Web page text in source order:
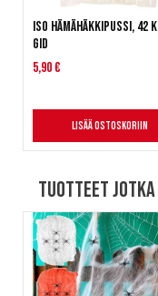
Iso hämähäkkipussi, 42
GID
5,90 €
Lisää ostoskoriin
Tuotteet jotka